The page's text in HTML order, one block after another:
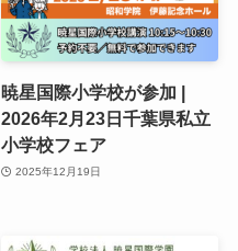
暁星国際小学校が参加 |
2026年2月23日千葉県私立
小学校フェア
2025年12月19日